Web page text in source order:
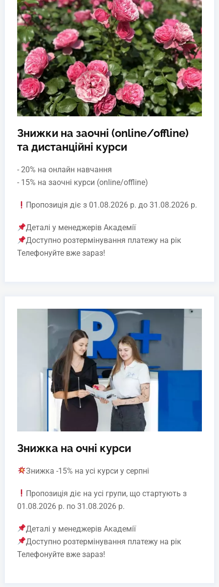
Знижки на заочні (online/offline)
та дистанційні курси
- 20% на онлайн навчання
- 15% на заочні курси (online/offline)
Пропозиція діє з 01.08.2026 р. до 31.08.2026 р.
Деталі у менеджерів Академії
Доступно розтермінування платежу на рік
Телефонуйте вже зараз!
Знижка на очні курси
Знижка -15% на усі курси у серпні
Пропозиція діє на усі групи, що стартують з
01.08.2026 р. по 31.08.2026 р.
Деталі у менеджерів Академії
Доступно розтермінування платежу на рік
Телефонуйте вже зараз!